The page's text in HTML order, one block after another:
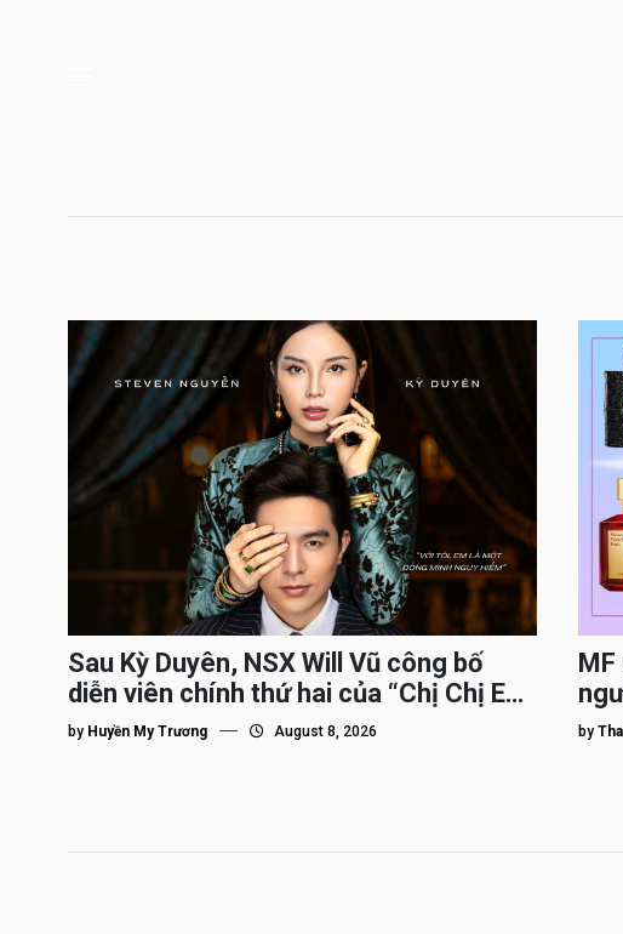
Sau Kỳ Duyên, NSX Will Vũ công bố
diễn viên chính thứ hai của “Chị Chị Em
Em 3″
by Huyền My Trương August 8, 2026
MF
by